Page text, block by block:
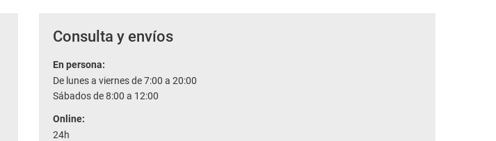
Consulta y envíos
En persona:
De lunes a viernes de 7:00 a 20:00
Sábados de 8:00 a 12:00
Online:
24h